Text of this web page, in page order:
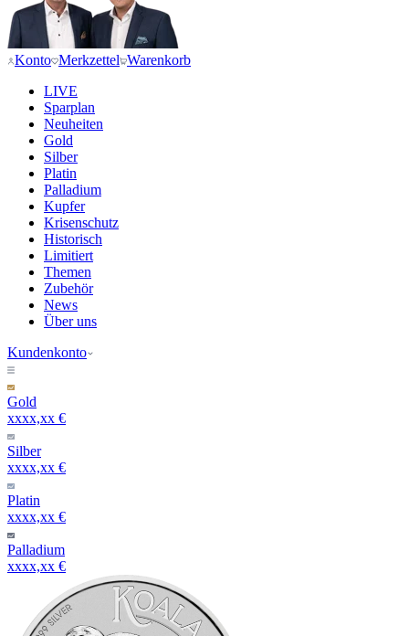
Konto Merkzettel Warenkorb
LIVE
Sparplan
Neuheiten
Gold
Silber
Platin
Palladium
Kupfer
Krisenschutz
Historisch
Limitiert
Themen
Zubehör
News
Über uns
Kundenkonto
Gold
xxxx,xx €
Silber
xxxx,xx €
Platin
xxxx,xx €
Palladium
xxxx,xx €